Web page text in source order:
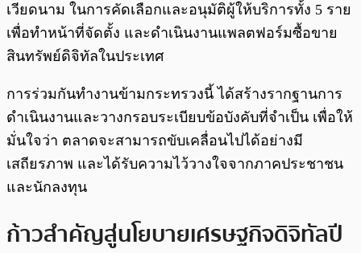
เวียดนาม ในการคัดเลือกและอนุมัติผู้ให้บริการทั้ง 5 ราย
เพื่อทำหน้าที่จัดตั้ง และดำเนินงานแพลตฟอร์มซื้อขาย
สินทรัพย์ดิจิทัลในประเทศ
การร่วมกันทำงานข้ามกระทรวงนี้ ได้สร้างรากฐานการ
ดำเนินงานและวางกรอบระเบียบข้อบังคับที่จำเป็น เพื่อให้
มั่นใจว่า ตลาดจะสามารถขับเคลื่อนไปได้อย่างมี
เสถียรภาพ และได้รับความไว้วางใจจากภาคประชาชน
และนักลงทุน
ก้าวสำคัญสู่นโยบายเศรษฐกิจดิจิทัลปี